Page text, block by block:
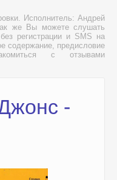
Исполнитель: Андрей
же Вы можете слушать
регистрации и SMS на
содержание, предисловие
с отзывами
-